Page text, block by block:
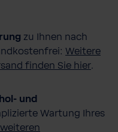
zu Ihnen nach
Weitere
finden Sie hier.
und
Wartung Ihres